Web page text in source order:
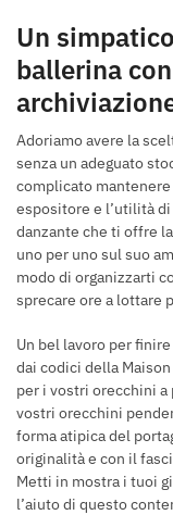
Un
ballerina
Adoriamo avere la
senza un adeguato
complicato mantenere
espositore e l’utilità
danzante che ti offre
uno per uno sul suo
modo di organizzarti
sprecare ore a lottare
Un bel lavoro per
dai codici della
per i vostri orecchini
vostri orecchini
forma atipica del
originalità e con il
Metti in mostra i tuoi
l’aiuto di questo